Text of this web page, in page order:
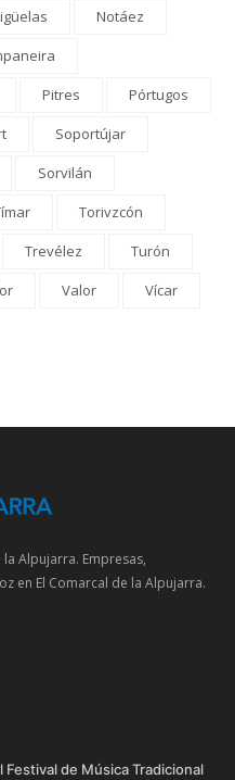
Notáez
Pitres
Pórtugos
Soportújar
Sorvilán
Torivzcón
Trevélez
Turón
Valor
Vícar
Alpujarra. Empresas,
en El Comarcal de la Alpujarra.
Festival de Música Tradicional